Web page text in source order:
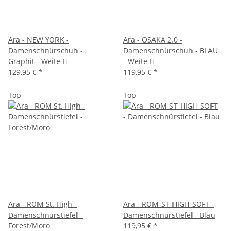
Ara - NEW YORK -
Damenschnürschuh -
Graphit - Weite H
129,95 € *
Ara - OSAKA 2.0 -
Damenschnürschuh - BLAU
- Weite H
119,95 € *
Top
Ara - ROM St. High -
Damenschnürstiefel -
Forest/Moro
Top
Ara - ROM-ST-HIGH-SOFT -
Damenschnürstiefel - Blau
119,95 € *